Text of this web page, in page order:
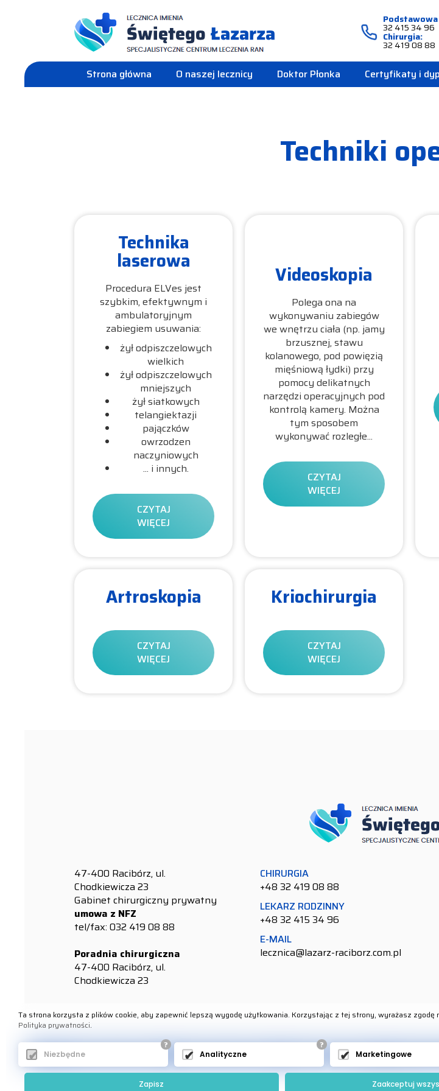
32 415 34 96
Chirurgia:
32 419 08 88
Strona główna O naszej lecznicy Doktor Płonka Certyfikaty i
Techniki
Technika
laserowa
Procedura ELVes jest
szybkim, efektywnym i
ambulatoryjnym
zabiegiem usuwania:
żył odpiszczelowych
wielkich
żył odpiszczelowych
mniejszych
żył siatkowych
telangiektazji
pajączków
owrzodzen
naczyniowych
... i innych.
CZYTAJ
WIĘCEJ
Videoskopia
Polega ona na
wykonywaniu zabiegów
we wnętrzu ciała (np. jamy
brzusznej, stawu
kolanowego, pod powięzią
mięśniową łydki) przy
pomocy delikatnych
narzędzi operacyjnych pod
kontrolą kamery. Można
tym sposobem
wykonywać rozległe...
CZYTAJ
WIĘCEJ
Artroskopia
CZYTAJ
WIĘCEJ
Kriochirurgia
CZYTAJ
WIĘCEJ
47-400 Racibórz, ul.
Chodkiewicza 23
Gabinet chirurgiczny prywatny
umowa z NFZ
tel/fax: 032 419 08 88
Poradnia chirurgiczna
47-400 Racibórz, ul.
Chodkiewicza 23
CHIRURGIA
+48 32 419 08 88
LEKARZ RODZINNY
+48 32 415 34 96
E-MAIL
lecznica@lazarz-raciborz.com.pl
STRONA GŁÓWNA O NASZEJ LECZNICY DOKTOR PŁONKA
Projekt i wykonanie
Ta strona korzysta z plików cookie, aby zapewnić lepszą wygodę użytkowania. Korzystając z tej strony, wyrażasz
Polityka prywatności.
?
Niezbędne
?
Analityczne Marketingowe
Zapisz Zaakceptuj